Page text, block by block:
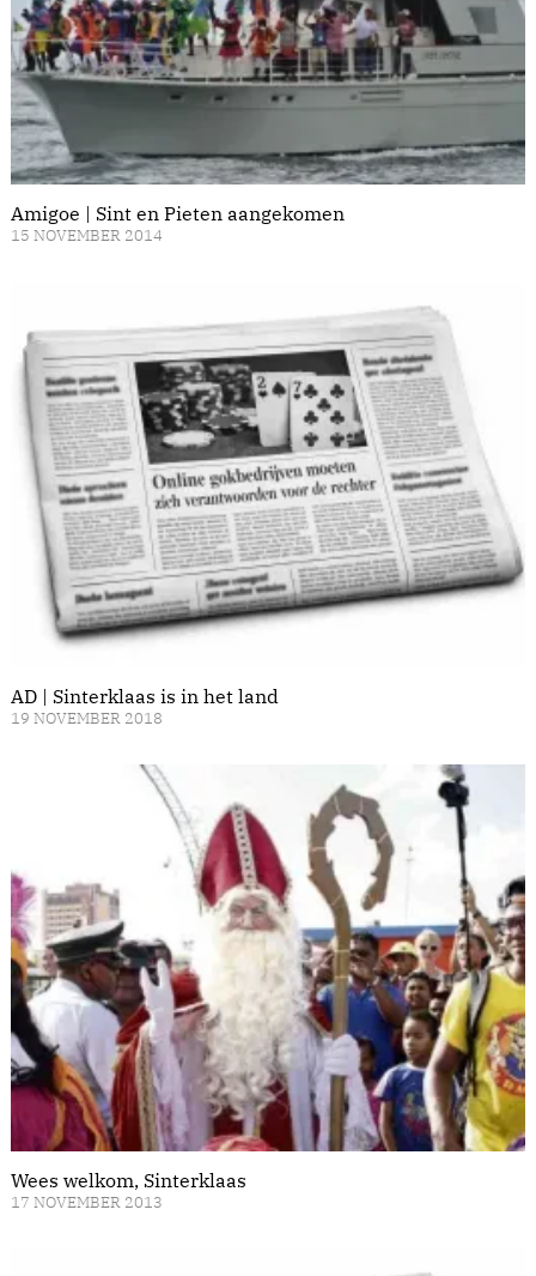
Amigoe | Sint en Pieten aangekomen
15 NOVEMBER 2014
AD | Sinterklaas is in het land
19 NOVEMBER 2018
Wees welkom, Sinterklaas
17 NOVEMBER 2013